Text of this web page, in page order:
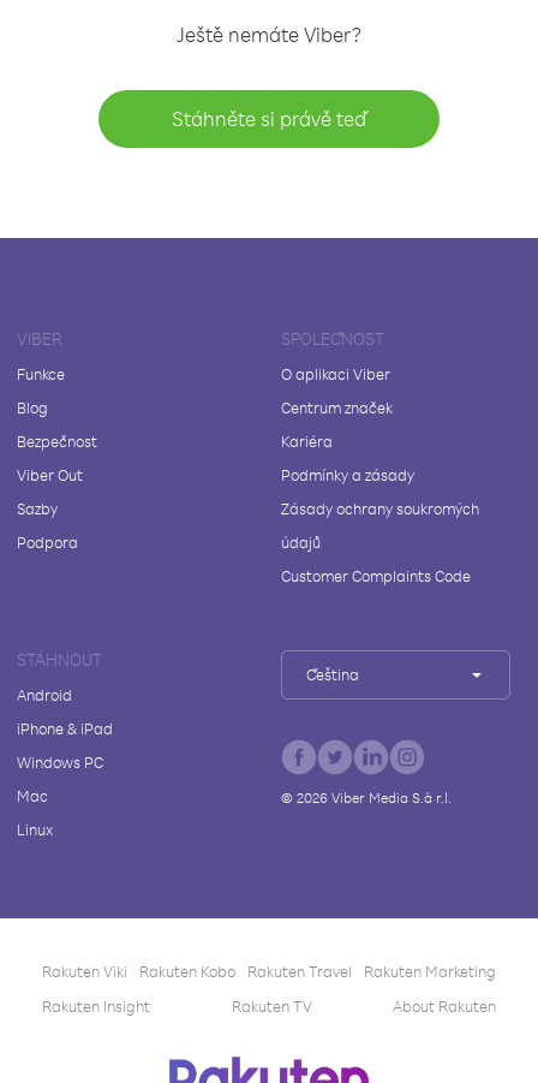
Ještě nemáte Viber?
Stáhněte si právě teď
VIBER
Funkce
Blog
Bezpečnost
Viber Out
Sazby
Podpora
SPOLEČNOST
O aplikaci Viber
Centrum značek
Kariéra
Podmínky a zásady
Zásady ochrany soukromých
údajů
Customer Complaints Code
STÁHNOUT
Android
iPhone & iPad
Windows PC
Mac
Linux
Čeština
© 2026Viber Media S.à r.l.
Rakuten Viki Rakuten Kobo Rakuten Travel
Rakuten Marketing
Rakuten Insight
Rakuten TV About Rakuten